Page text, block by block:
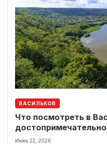
ВАСИЛЬКОВ
Что посмотреть в
локации рядом
Июнь 22, 2026